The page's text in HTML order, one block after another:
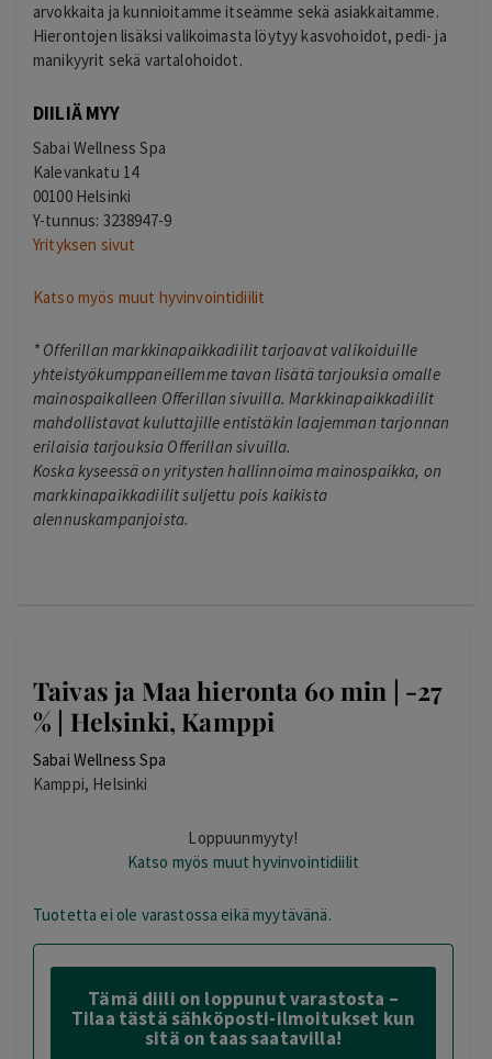
arvokkaita ja kunnioitamme itseämme sekä asiakkaitamme.
Hierontojen lisäksi valikoimasta löytyy kasvohoidot, pedi- ja
manikyyrit sekä vartalohoidot.
DIILIÄ MYY
Sabai Wellness Spa
Kalevankatu 14
00100 Helsinki
Y-tunnus: 3238947-9
Yrityksen sivut
Katso myös muut hyvinvointidiilit
* Offerillan markkinapaikkadiilit tarjoavat valikoiduille
yhteistyökumppaneillemme tavan lisätä tarjouksia omalle
mainospaikalleen Offerillan sivuilla. Markkinapaikkadiilit
mahdollistavat kuluttajille entistäkin laajemman tarjonnan
erilaisia tarjouksia Offerillan sivuilla.
Koska kyseessä on yritysten hallinnoima mainospaikka, on
markkinapaikkadiilit suljettu pois kaikista
alennuskampanjoista.
Taivas ja Maa hieronta 60 min | -27
% | Helsinki, Kamppi
Sabai Wellness Spa
Kamppi, Helsinki
Loppuunmyyty!
Katso myös muut hyvinvointidiilit
Tuotetta ei ole varastossa eikä myytävänä.
Tämä diili on loppunut varastosta –
Tilaa tästä sähköposti-ilmoitukset kun
sitä on taas saatavilla!